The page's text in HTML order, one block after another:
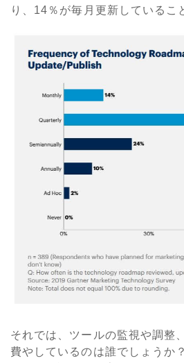
り、14％が毎月更新しているこ
それでは、ツールの監視や調整
費やしているのは誰でしょうか